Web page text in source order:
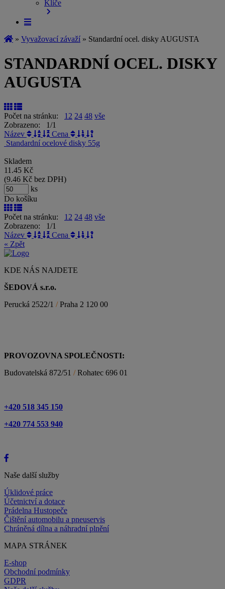
Klíče
» Vyvažovací závaží » Standardní ocel. disky AUGUSTA
STANDARDNÍ OCEL. DISKY
AUGUSTA
Počet na stránku: 12 24 48 vše
Zobrazeno: 1/1
Název
Cena
Standardní ocelové disky 55g
Skladem
11.45 Kč
(9.46 Kč bez DPH)
ks
Do košíku
Počet na stránku: 12 24 48 vše
Zobrazeno: 1/1
Název
Cena
« Zpět
KDE NÁS NAJDETE
ŠEDOVÁ s.r.o.
Perucká 2522/1 /Praha 2 120 00
PROVOZOVNA SPOLEČNOSTI:
Budovatelská 872/51 /Rohatec 696 01
+420 518 345 150
+420 774 553 940
Naše další služby
Úklidové práce
Účetnictví a dotace
Prádelna Hustopeče
Čištění automobilu a pneuservis
Chráněná dílna a náhradní plnění
MAPA STRÁNEK
E-shop
Obchodní podmínky
GDPR